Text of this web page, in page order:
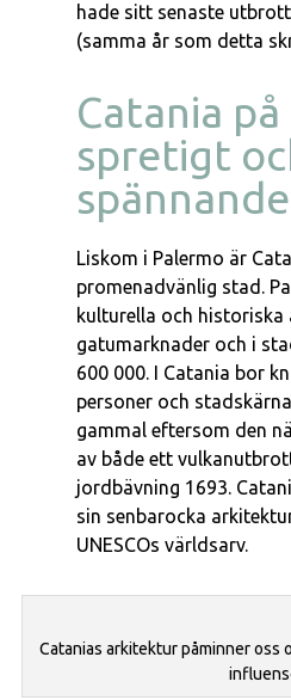
hade sitt senaste
(samma år som detta
Catania på
spretigt
Liskom i Palermo är
promenadvänlig stad.
kulturella och
gatumarknader och i
600 000. I Catania bor
personer och
gammal eftersom den
av både ett
jordbävning 1693.
sin senbarocka
UNESCOs världsarv.
Catanias arkitektur påminner oss